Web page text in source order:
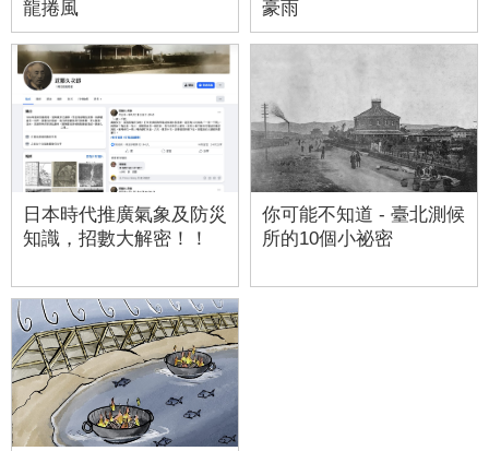
龍捲風
豪雨
日本時代推廣氣象及防災
知識，招數大解密！！
你可能不知道 - 臺北測候
所的10個小祕密